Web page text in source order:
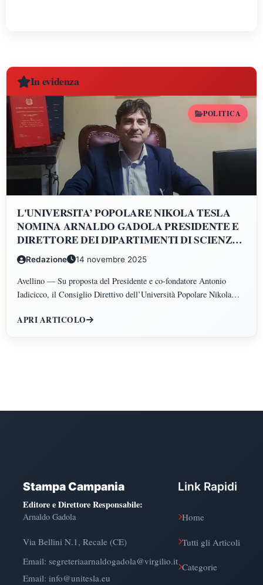
In evidenza
POLITICA
L'UNIVERSITA’ POPOLARE NIKOLA TESLA
NOMINA ARNALDO GADOLA PRESIDENTE E
DIRETTORE DEI DIPARTIMENTI DI SCIENZE
GIURIDICHE, ECONOMICHE, SCIENZE
POLITICHE, PSICOLOGIA, SCIENZE UMANE,
FILOSOFIA E PEDAGOGIA
Redazione 14 novembre 2025
Avellino — Su proposta del Presidente e co-fondatore Antonio
Iadicicco, il Consiglio Direttivo dell’Università Popolare Nikola
Dipartimenti di Scienze Giuridiche ed Economiche, Scienze
APRI ARTICOLO
Stampa Campania
Editore e Direttore Responsabile:
Arnaldo Gadola
Via Bellini N.1, Recale (CE)
Email: segreteriaarnaldogadola@virgilio.it
Email: info@unitesla.eu
Link Rapidi
Home
Tutti gli Articoli
Categorie